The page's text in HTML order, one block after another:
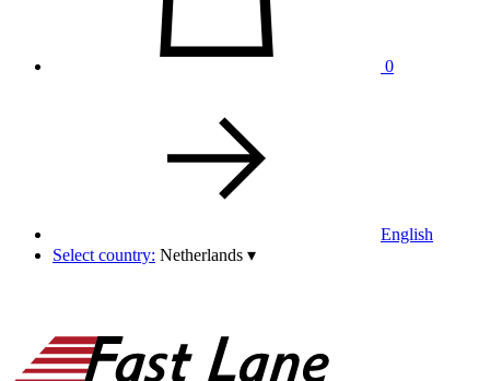
0
English
Select country: Netherlands ▾